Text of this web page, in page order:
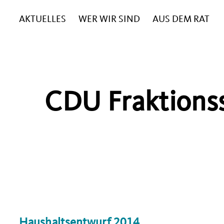
AKTUELLES WER WIR SIND AUS DEM RAT
CDU